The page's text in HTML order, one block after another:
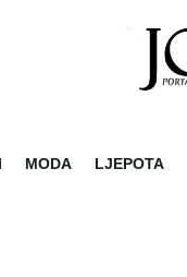
MODA LJEPOTA